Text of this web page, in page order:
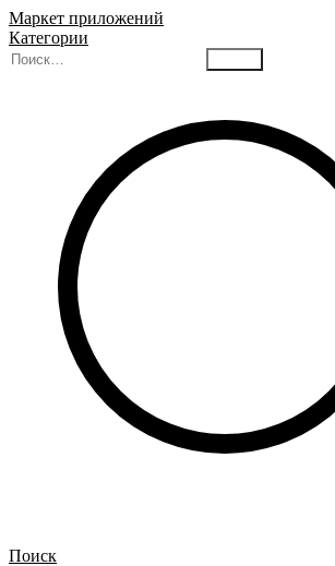
Маркет приложений
Категории
Поиск